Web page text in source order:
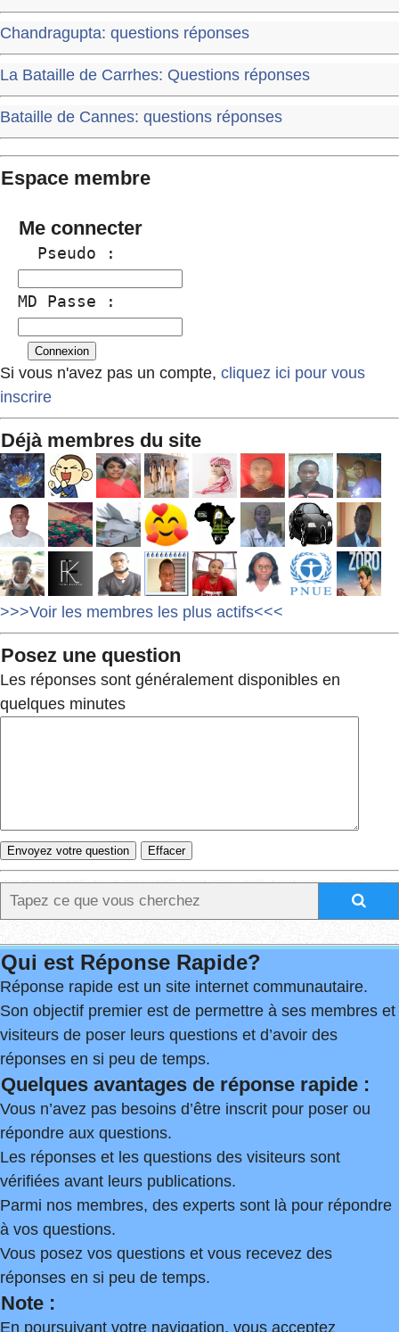
Chandragupta: questions réponses
La Bataille de Carrhes: Questions réponses
Bataille de Cannes: questions réponses
Espace membre
Me connecter
  Pseudo :
MD Passe :
Si vous n'avez pas un compte, cliquez ici pour vous
inscrire
Déjà membres du site
>>>Voir les membres les plus actifs<<<
Posez une question
Les réponses sont généralement disponibles en
quelques minutes
Qui est Réponse Rapide?
Réponse rapide est un site internet communautaire.
Son objectif premier est de permettre à ses membres et
visiteurs de poser leurs questions et d’avoir des
réponses en si peu de temps.
Quelques avantages de réponse rapide :
Vous n’avez pas besoins d’être inscrit pour poser ou
répondre aux questions.
Les réponses et les questions des visiteurs sont
vérifiées avant leurs publications.
Parmi nos membres, des experts sont là pour répondre
à vos questions.
Vous posez vos questions et vous recevez des
réponses en si peu de temps.
Note :
En poursuivant votre navigation, vous acceptez